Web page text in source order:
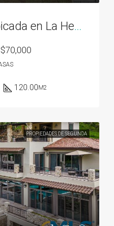
Amplia casa ubicada en La Herradura 2
$70,000
120.00M2
PROPIEDADES DE SEGUNDA